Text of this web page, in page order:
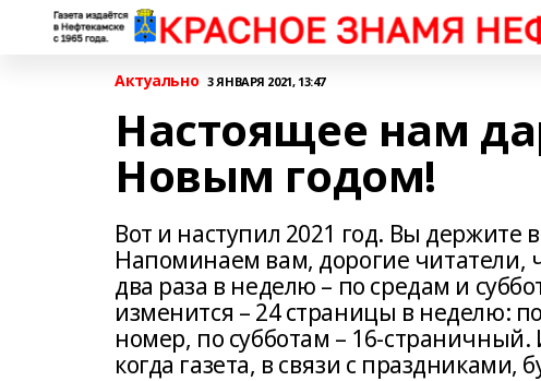
Актуально 3 ЯНВАРЯ 2021, 13:47
Настоящее нам
Новым годом!
Вот и наступил 2021 год. Вы
Напоминаем вам, дорогие читатели,
два раза в неделю – по средам и
изменится – 24 страницы в неделю:
номер, по субботам – 16-
когда газета, в связи с